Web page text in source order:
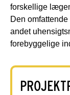
forskellige
Den
andet
forebyggelige